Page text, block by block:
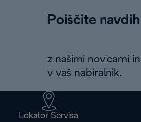
Poiščite
z našimi novicami
v vaš nabiralnik.
Lokator Servisa